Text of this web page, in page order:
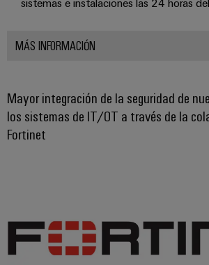
MÁS INFORMACIÓN
Mayor integración de la seguridad de
los sistemas de IT/OT a través de la
Fortinet